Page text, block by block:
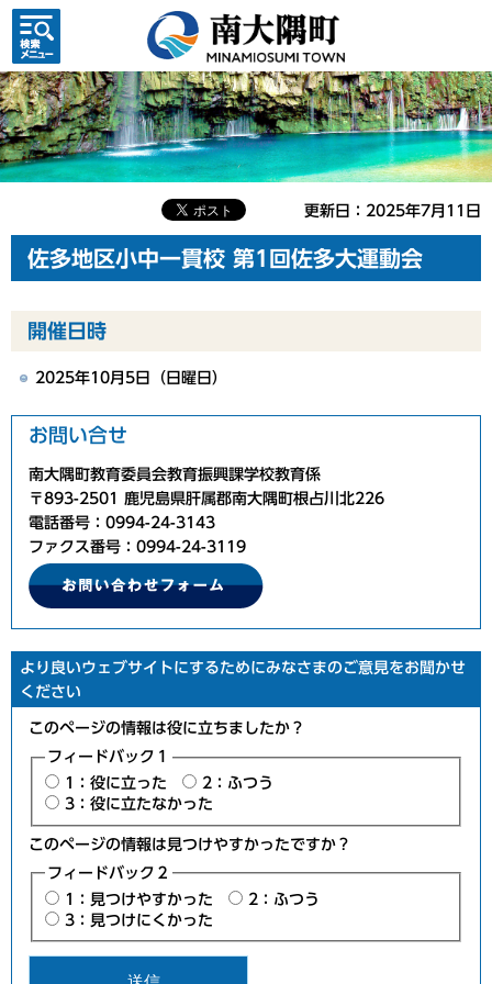
検索・
共通メ
ニュー
更新日：2025年7月11日
佐多地区小中一貫校 第1回佐多大運動会
開催日時
2025年10月5日（日曜日）
お問い合せ
南大隅町教育委員会教育振興課学校教育係
〒893-2501 鹿児島県肝属郡南大隅町根占川北226
電話番号：0994-24-3143
ファクス番号：0994-24-3119
より良いウェブサイトにするためにみなさまのご意見をお聞かせ
ください
このページの情報は役に立ちましたか？
フィードバック１
1：役に立った
2：ふつう
3：役に立たなかった
このページの情報は見つけやすかったですか？
フィードバック２
1：見つけやすかった
2：ふつう
3：見つけにくかった